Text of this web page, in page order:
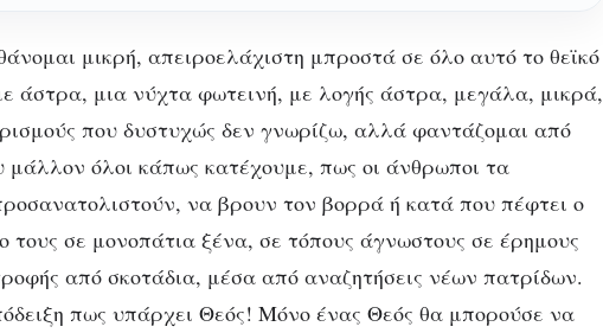
μικρή, απειροελάχιστη μπροστά σε όλο αυτό το θεϊκό
άστρα, μια νύχτα φωτεινή, με λογής άστρα, μεγάλα, μικρά,
που δυστυχώς δεν γνωρίζω, αλλά φαντάζομαι από
όλοι κάπως κατέχουμε, πως οι άνθρωποι τα
να βρουν τον βορρά ή κατά που πέφτει ο
τους σε μονοπάτια ξένα, σε τόπους άγνωστους σε έρημους
από σκοτάδια, μέσα από αναζητήσεις νέων πατρίδων.
πως υπάρχει Θεός! Μόνο ένας Θεός θα μπορούσε να